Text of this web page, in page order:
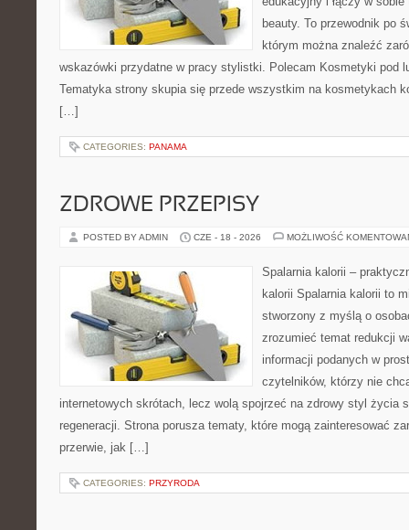
beauty. To przewodnik po
którym można znaleźć
wskazówki przydatne w pracy stylistki. Polecam Kosmetyki pod
Tematyka strony skupia się przede wszystkim na kosmetykach
[…]
CATEGORIES: PANAMA
ZDROWE PRZEPISY
POSTED BY ADMIN CZE - 18 - 2026 MOŻLIWOŚĆ
Spalarnia kalorii –
kalorii Spalarnia kalorii to
stworzony z myślą o
zrozumieć temat redukcji
informacji podanych w
czytelników, którzy nie
internetowych skrótach, lecz wolą spojrzeć na zdrowy styl życia
regeneracji. Strona porusza tematy, które mogą zainteresować
przerwie, jak […]
CATEGORIES: PRZYRODA